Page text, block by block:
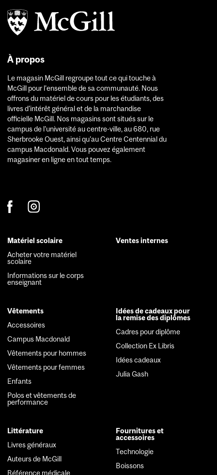
À propos
Le magasin McGill regroupe tout ce qui touche à
McGill pour l'ensemble de sa communauté. Nous
offrons du matériel de cours pour les étudiants, des
livres d'intérêt général et de la marchandise
officielle McGill. Nos magasins sont situés sur le
campus de l'université au centre-ville, au 680, rue
Sherbrooke Ouest, ainsi qu'au Centre Centennial du
campus Macdonald. Vous pouvez également
magasiner en ligne en tout temps.
Footer
menu
Matériel scolaire
Acheter votre matériel
scolaire
Informations sur le corps
enseignant
Ventes internes
Vêtements
Accessoires
Campus Macdonald
Vêtements pour hommes
Vêtements pour femmes
Enfants
Polos et vêtements de
performance
Idées de cadeaux pour
la remise des diplômes
Cadres pour diplôme
Collection Ex Libris
Idées cadeaux
Julia Gash
Littérature
Livres généraux
Auteurs de McGill
Référence médicale
Fournitures et
accessoires
Technologie
Boissons